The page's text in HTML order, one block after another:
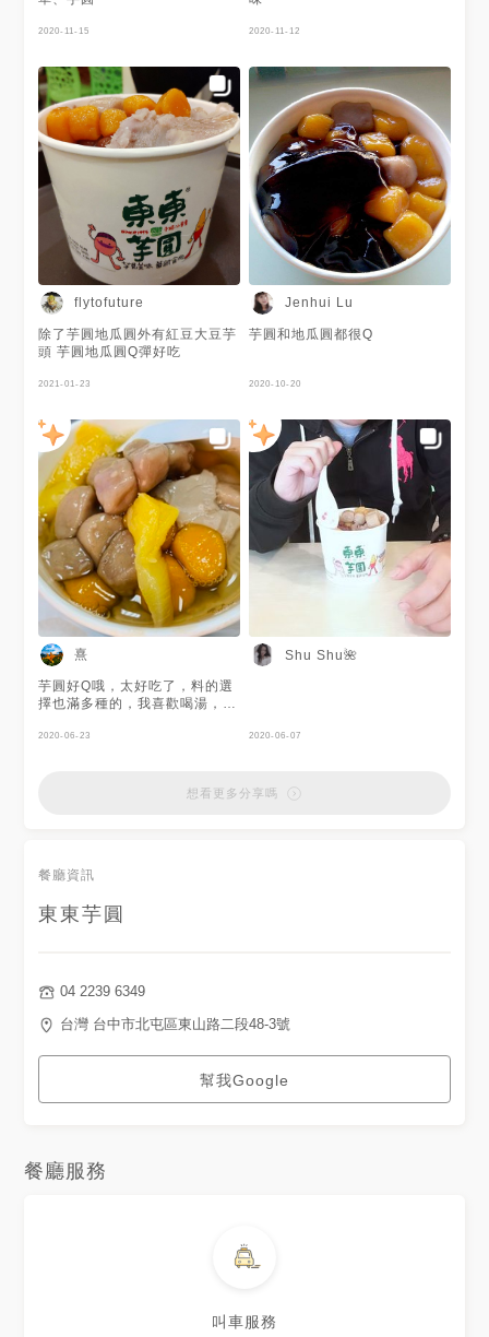
2020-11-15 2020-11-12
flytofuture
除了芋圓地瓜圓外有紅豆大豆芋
頭 芋圓地瓜圓Q彈好吃
2021-01-23
Jenhui Lu
芋圓和地瓜圓都很Q
2020-10-20
熹
芋圓好Q哦，太好吃了，料的選
擇也滿多種的，我喜歡喝湯，希
天吃鳳梨 芋頭 綠豆芋圓跟 仙草
2020-06-23
Shu Shu🌺
2020-06-07
想看更多分享嗎
餐廳資訊
東東芋圓
04 2239 6349
台灣 台中市北屯區東山路二段48-3號
幫我Google
餐廳服務
叫車服務